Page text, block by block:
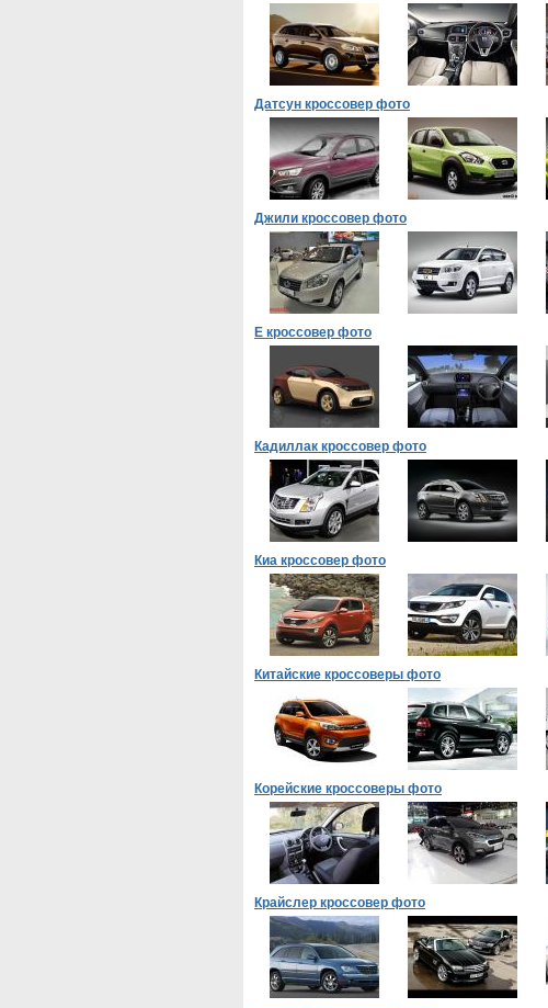
Датсун кроссовер фото
Джили кроссовер фото
Е кроссовер фото
Кадиллак кроссовер фото
Киа кроссовер фото
Китайские кроссоверы фото
Корейские кроссоверы фото
Крайслер кроссовер фото